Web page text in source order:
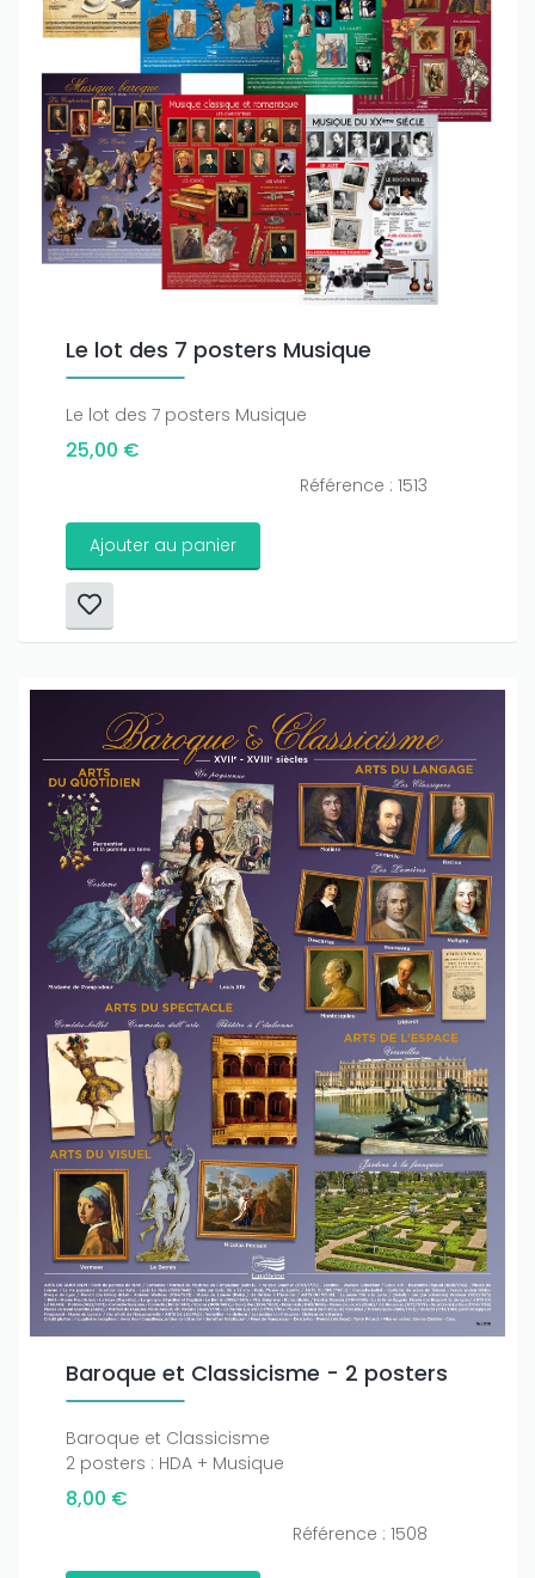
Le lot des 7 posters Musique
Le lot des 7 posters Musique
25,00 €
Référence : 1513
Ajouter au panier
Baroque et Classicisme - 2 posters
Baroque et Classicisme
2 posters : HDA + Musique
8,00 €
Référence : 1508